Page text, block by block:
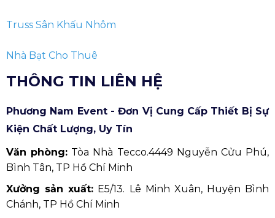
Chánh, TP Hồ Chí Minh
CN Hà Nội:
Đ. Giáp Hải, Khoan Tế, Đa Tốn, Gia Lâm, Hà
CN Hưng Yên: Khu Đô Thị EcoPark, Xuân Quan,
CN Phú Quốc: ĐT45, khu phố 10, Dương Đông, Phú
Quốc
Hotline:
0909.954.039
phuongnamevents@gmail.com
Website:phuongnamevent.vn